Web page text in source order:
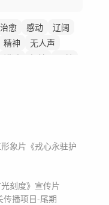
治愈 感动
辽阔
精神
无人声
讲述 抒情
公益
天
象片《戎心永驻护
刻度》宣传片
传播项目-尾期